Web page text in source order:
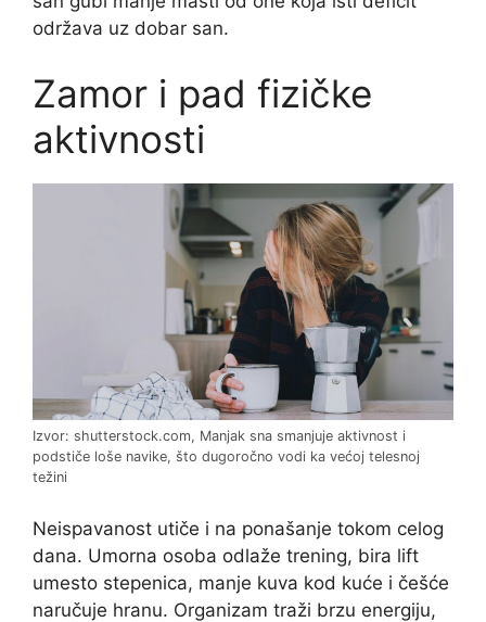
održava uz dobar san.
Zamor i pad fizičke
aktivnosti
Izvor: shutterstock.com, Manjak sna smanjuje aktivnost i
podstiče loše navike, što dugoročno vodi ka većoj telesnoj
težini
Neispavanost utiče i na ponašanje tokom celog
dana. Umorna osoba odlaže trening, bira lift
umesto stepenica, manje kuva kod kuće i češće
naručuje hranu. Organizam traži brzu energiju,